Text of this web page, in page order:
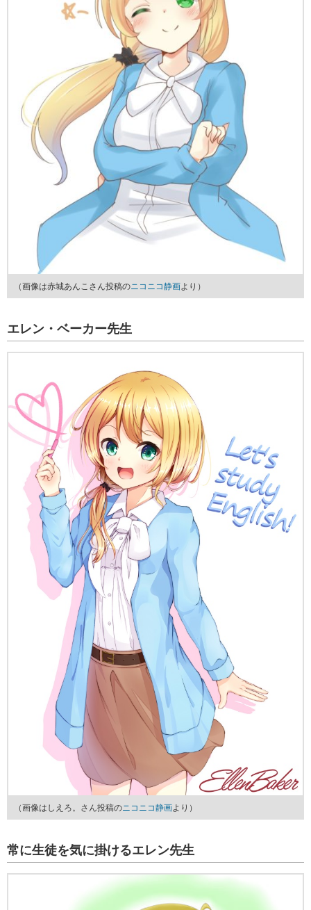
（画像は赤城あんこさん投稿のニコニコ静画より）
エレン・ベーカー先生
（画像はしえろ。さん投稿のニコニコ静画より）
常に生徒を気に掛けるエレン先生